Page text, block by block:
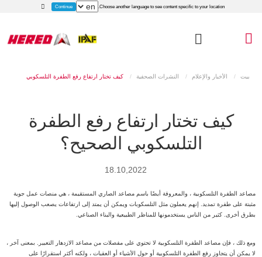
Choose another language to see content specific to your location.
Continue
بيت الأخبار والإعلام النشرات الصحفية كيف تختار ارتفاع رفع الطفرة التلسكوبي
كيف تختار ارتفاع رفع الطفرة
التلسكوبي الصحيح؟
18.10,2022
مصاعد الطفرة التلسكوبية ، والمعروفة أيضًا باسم مصاعد الصاري المستقيمة ، هي منصات عمل جوية
مثبتة على طفرة تمديد. إنهم يعملون مثل التلسكوبات ويمكن أن يمتد إلى ارتفاعات يصعب الوصول إليها
بطرق أخرى. كثير من الناس يستخدمونها للمناظر الطبيعية والبناء الصناعي.
ومع ذلك ، فإن مصاعد الطفرة التلسكوبية لا تحتوي على مفصلات من مصاعد الازدهار التعبير. بمعنى آخر ،
لا يمكن أن يتجاوز رفع الطفرة التلسكوبية أو حول الأشياء أو العقبات ، ولكنه أكثر استقرارًا على